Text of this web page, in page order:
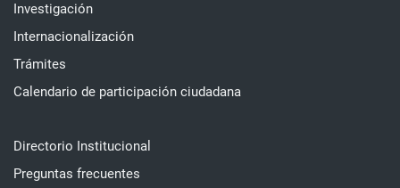
Investigación
Internacionalización
Trámites
Calendario de participación ciudadana
Directorio Institucional
Preguntas frecuentes